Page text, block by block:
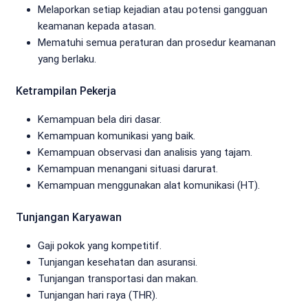
Melaporkan setiap kejadian atau potensi gangguan
keamanan kepada atasan.
Mematuhi semua peraturan dan prosedur keamanan
yang berlaku.
Ketrampilan Pekerja
Kemampuan bela diri dasar.
Kemampuan komunikasi yang baik.
Kemampuan observasi dan analisis yang tajam.
Kemampuan menangani situasi darurat.
Kemampuan menggunakan alat komunikasi (HT).
Tunjangan Karyawan
Gaji pokok yang kompetitif.
Tunjangan kesehatan dan asuransi.
Tunjangan transportasi dan makan.
Tunjangan hari raya (THR).